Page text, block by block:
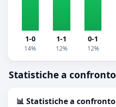
1-0
14%
1-1
12%
0-1
12%
Statistiche a confronto
📊 Statistiche a confronto